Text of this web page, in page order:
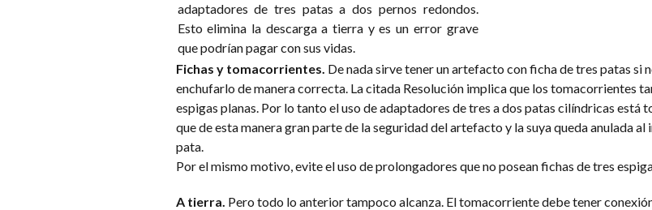
adaptadores de tres patas a dos pernos redondos.
Esto elimina la descarga a tierra y es un error grave
que podrían pagar con sus vidas.
Fichas y tomacorrientes. De nada sirve tener un artefacto con ficha de tres patas si
enchufarlo de manera correcta. La citada Resolución implica que los tomacorrientes
espigas planas. Por lo tanto el uso de adaptadores de tres a dos patas cilíndricas está
que de esta manera gran parte de la seguridad del artefacto y la suya queda anulada
pata.
Por el mismo motivo, evite el uso de prolongadores que no posean fichas de tres
A tierra. Pero todo lo anterior tampoco alcanza. El tomacorriente debe tener